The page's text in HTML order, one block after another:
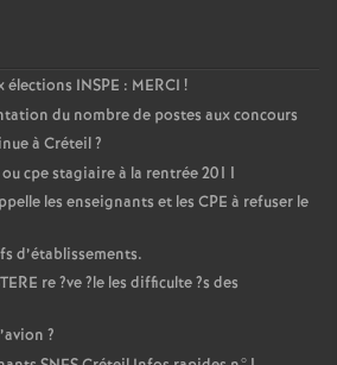
élections INSPE : MERCI !
du nombre de postes aux concours
à Créteil?
cpe stagiaire à la rentrée 2011
les enseignants et les CPE à refuser le
d’établissements.
re?ve?le les difficulte?s des
?